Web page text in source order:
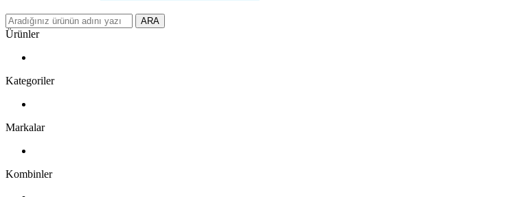
ARA
Ürünler
Kategoriler
Markalar
Kombinler